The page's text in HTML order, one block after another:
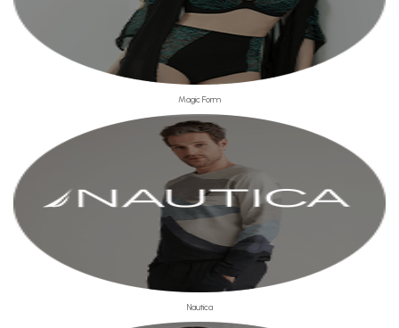
Magic Form
Nautica